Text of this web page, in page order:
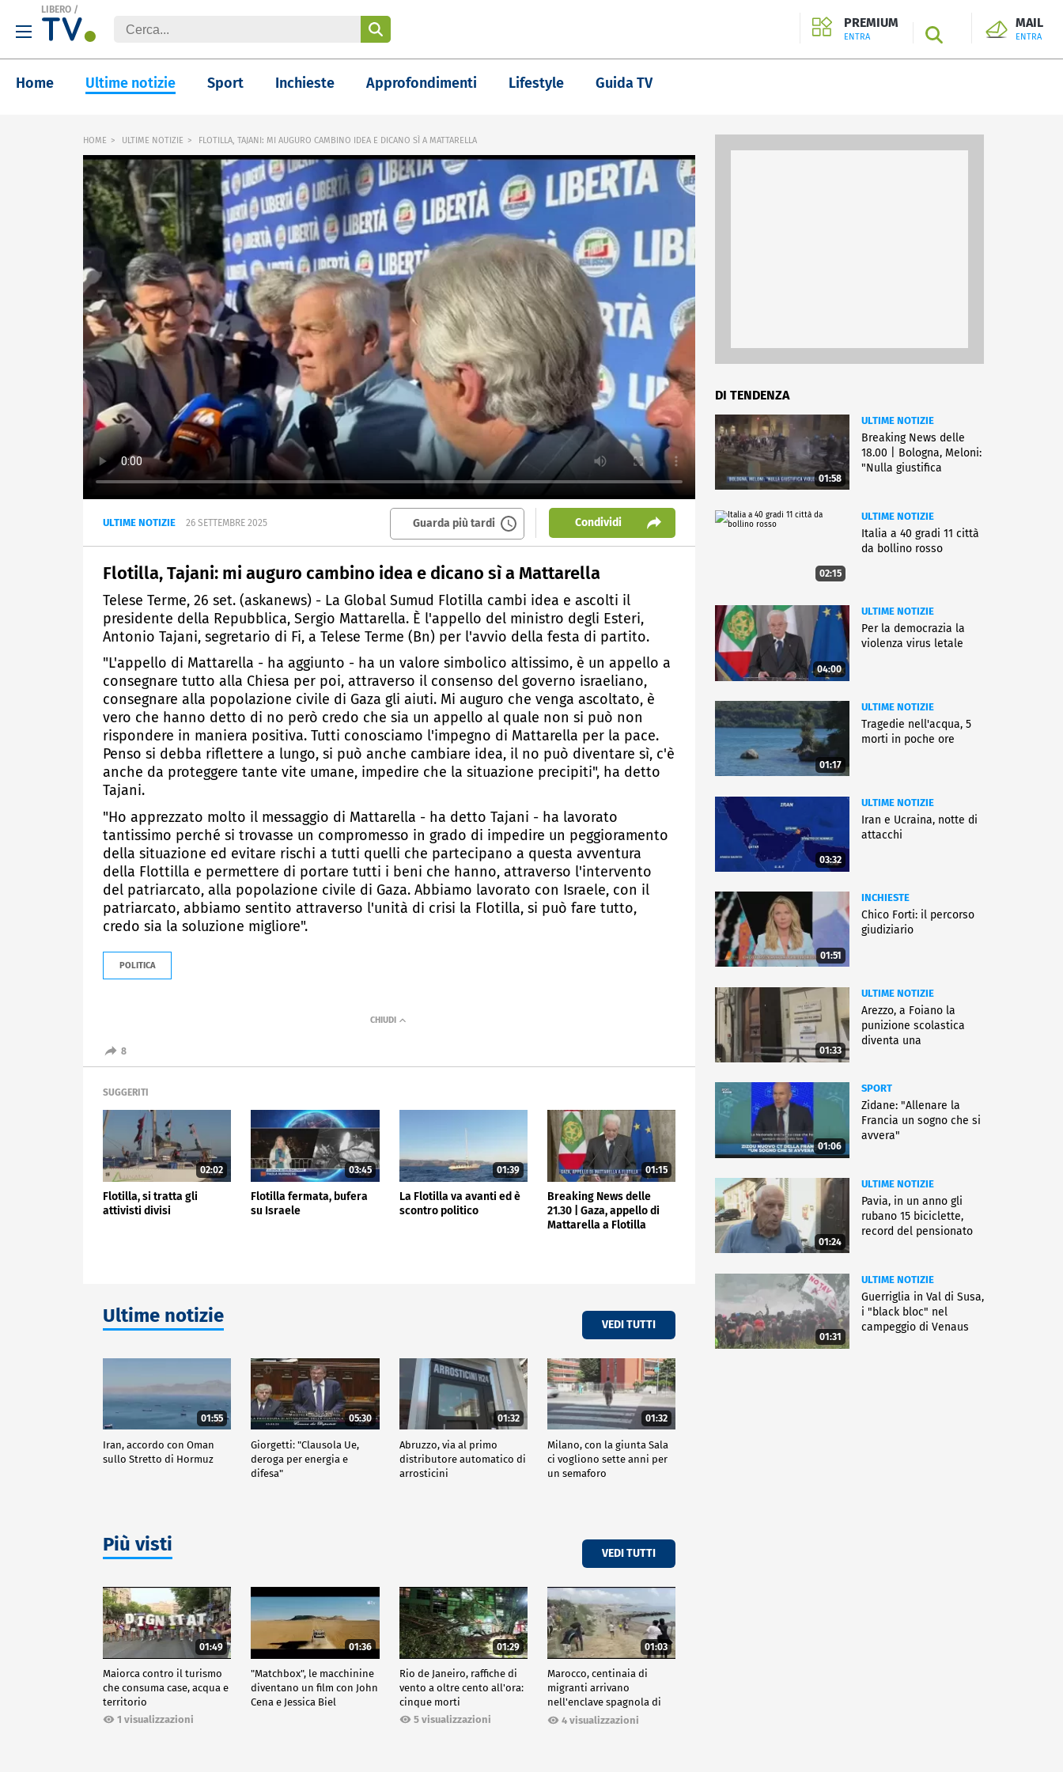
LIBERO /
PREMIUM
ENTRA SEARCH
MAIL
ENTRA
Home Ultime notizie Sport Inchieste Approfondimenti Lifestyle Guida TV
HOME ULTIME NOTIZIE FLOTILLA, TAJANI: MI AUGURO CAMBINO IDEA E DICANO SÌ A MATTARELLA
ULTIME NOTIZIE 26 SETTEMBRE 2025 Guarda più tardi Condividi
Flotilla, Tajani: mi auguro cambino idea e dicano sì a Mattarella
Telese Terme, 26 set. (askanews) - La Global Sumud Flotilla cambi idea e ascolti il
presidente della Repubblica, Sergio Mattarella. È l'appello del ministro degli Esteri,
Antonio Tajani, segretario di Fi, a Telese Terme (Bn) per l'avvio della festa di partito.
"L'appello di Mattarella - ha aggiunto - ha un valore simbolico altissimo, è un appello a
consegnare tutto alla Chiesa per poi, attraverso il consenso del governo israeliano,
consegnare alla popolazione civile di Gaza gli aiuti. Mi auguro che venga ascoltato, è
vero che hanno detto di no però credo che sia un appello al quale non si può non
rispondere in maniera positiva. Tutti conosciamo l'impegno di Mattarella per la pace.
Penso si debba riflettere a lungo, si può anche cambiare idea, il no può diventare sì, c'è
anche da proteggere tante vite umane, impedire che la situazione precipiti", ha detto
Tajani.
"Ho apprezzato molto il messaggio di Mattarella - ha detto Tajani - ha lavorato
tantissimo perché si trovasse un compromesso in grado di impedire un peggioramento
della situazione ed evitare rischi a tutti quelli che partecipano a questa avventura
della Flottilla e permettere di portare tutti i beni che hanno, attraverso l'intervento
del patriarcato, alla popolazione civile di Gaza. Abbiamo lavorato con Israele, con il
patriarcato, abbiamo sentito attraverso l'unità di crisi la Flotilla, si può fare tutto,
credo sia la soluzione migliore".
POLITICA
8
SUGGERITI
02:02
Flotilla, si tratta gli
attivisti divisi
03:45
Flotilla fermata, bufera
su Israele
01:39
La Flotilla va avanti ed è
scontro politico
01:15
Breaking News delle
21.30 | Gaza, appello di
Mattarella a Flotilla
Ultime notizie VEDI TUTTI
01:55
Iran, accordo con Oman
sullo Stretto di Hormuz
05:30
Giorgetti: "Clausola Ue,
deroga per energia e
difesa"
01:32
Abruzzo, via al primo
distributore automatico di
arrosticini
01:32
Milano, con la giunta Sala
ci vogliono sette anni per
un semaforo
Più visti VEDI TUTTI
01:49
Maiorca contro il turismo
che consuma case, acqua e
territorio
1 visualizzazioni
01:36
"Matchbox", le macchinine
diventano un film con John
Cena e Jessica Biel
01:29
Rio de Janeiro, raffiche di
vento a oltre cento all'ora:
cinque morti
5 visualizzazioni
01:03
Marocco, centinaia di
migranti arrivano
nell'enclave spagnola di
Ceuta4 visualizzazioni
DI TENDENZA
01:58
ULTIME NOTIZIE
Breaking News delle
18.00 | Bologna, Meloni:
"Nulla giustifica
02:15
ULTIME NOTIZIE
Italia a 40 gradi 11 città
da bollino rosso
04:00
ULTIME NOTIZIE
Per la democrazia la
violenza virus letale
01:17
ULTIME NOTIZIE
Tragedie nell'acqua, 5
morti in poche ore
03:32
ULTIME NOTIZIE
Iran e Ucraina, notte di
attacchi
01:51
INCHIESTE
Chico Forti: il percorso
giudiziario
01:33
ULTIME NOTIZIE
Arezzo, a Foiano la
punizione scolastica
diventa una
01:06
SPORT
Zidane: "Allenare la
Francia un sogno che si
avvera"
01:24
ULTIME NOTIZIE
Pavia, in un anno gli
rubano 15 biciclette,
record del pensionato
01:31
ULTIME NOTIZIE
Guerriglia in Val di Susa,
i "black bloc" nel
campeggio di Venaus